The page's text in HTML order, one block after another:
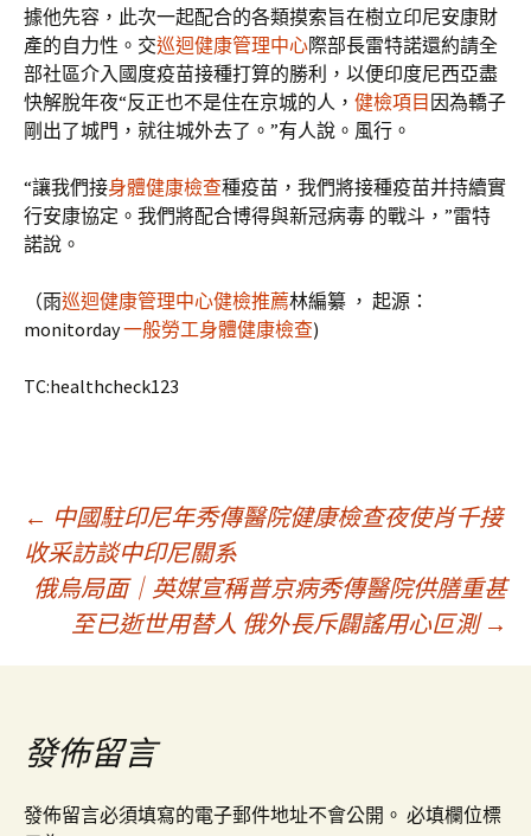
據他先容，此次一起配合的各類摸索旨在樹立印尼安康財
產的自力性。交巡迴健康管理中心際部長雷特諾還約請全
部社區介入國度疫苗接種打算的勝利，以便印度尼西亞盡
快解脫年夜“反正也不是住在京城的人， 健檢項目 因為轎子
剛出了城門，就往城外去了。”有人說。風行。
“讓我們接身體健康檢查種疫苗，我們將接種疫苗并持續實
行安康協定。我們將配合博得與新冠病毒 的戰斗，”雷特
諾說。
（雨巡迴健康管理中心健檢推薦林編纂 ， 起源：
monitorday一般勞工身體健康檢查)
TC:healthcheck123
文
章
導
覽
← 中國駐印尼年秀傳醫院健康檢查夜使肖千接
收采訪談中印尼關系
俄烏局面｜英媒宣稱普京病秀傳醫院供膳重甚
至已逝世用替人 俄外長斥闢謠用心叵測 →
發佈留言
發佈留言必須填寫的電子郵件地址不會公開。 必填欄位標